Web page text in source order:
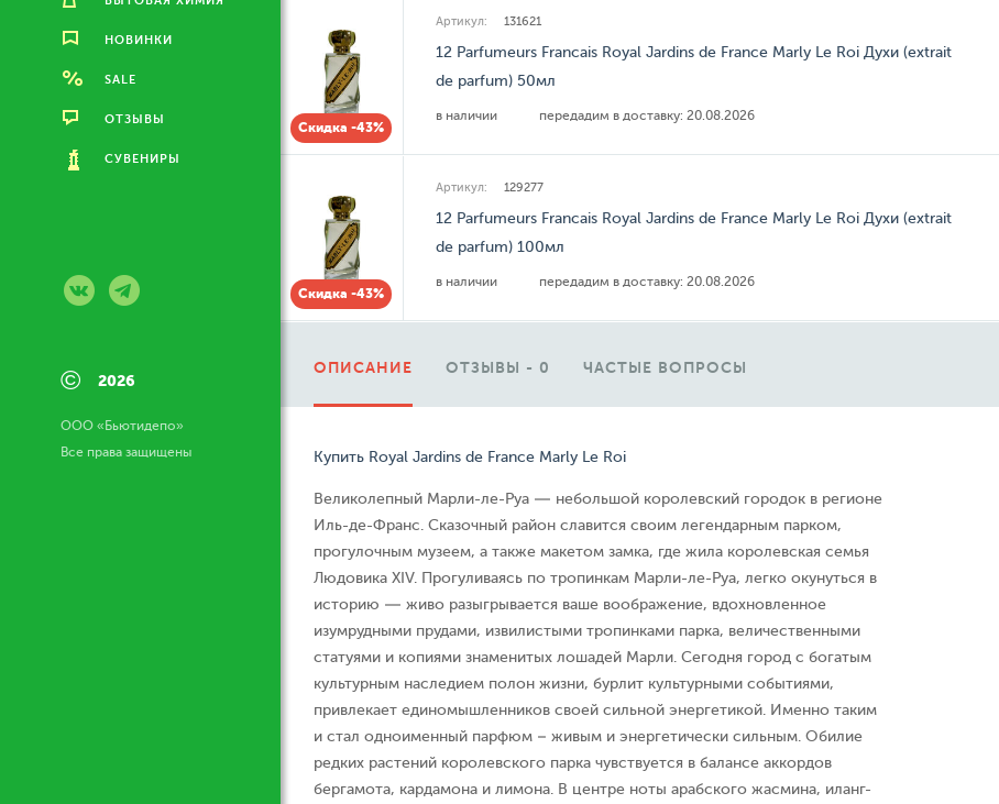
НОВИНКИ
SALE
ОТЗЫВЫ
СУВЕНИРЫ
© 2026
ООО «Бьютидепо»
Все права защищены
Скидка -43%
Артикул: 131621
12 Parfumeurs Francais Royal Jardins de France Marly Le Roi Духи (extrait
de parfum) 50мл
в наличии передадим в доставку: 20.08.2026
Скидка -43%
Артикул: 129277
12 Parfumeurs Francais Royal Jardins de France Marly Le Roi Духи (extrait
de parfum) 100мл
в наличии передадим в доставку: 20.08.2026
ОПИСАНИЕ ОТЗЫВЫ - 0 ЧАСТЫЕ ВОПРОСЫ
Купить Royal Jardins de France Marly Le Roi
Великолепный Марли-ле-Руа — небольшой королевский городок в регионе
Иль-де-Франс. Сказочный район славится своим легендарным парком,
прогулочным музеем, а также макетом замка, где жила королевская семья
Людовика XIV. Прогуливаясь по тропинкам Марли-ле-Руа, легко окунуться в
историю — живо разыгрывается ваше воображение, вдохновленное
изумрудными прудами, извилистыми тропинками парка, величественными
статуями и копиями знаменитых лошадей Марли. Сегодня город с богатым
культурным наследием полон жизни, бурлит культурными событиями,
привлекает единомышленников своей сильной энергетикой. Именно таким
и стал одноименный парфюм – живым и энергетически сильным. Обилие
редких растений королевского парка чувствуется в балансе аккордов
бергамота, кардамона и лимона. В центре ноты арабского жасмина, иланг-